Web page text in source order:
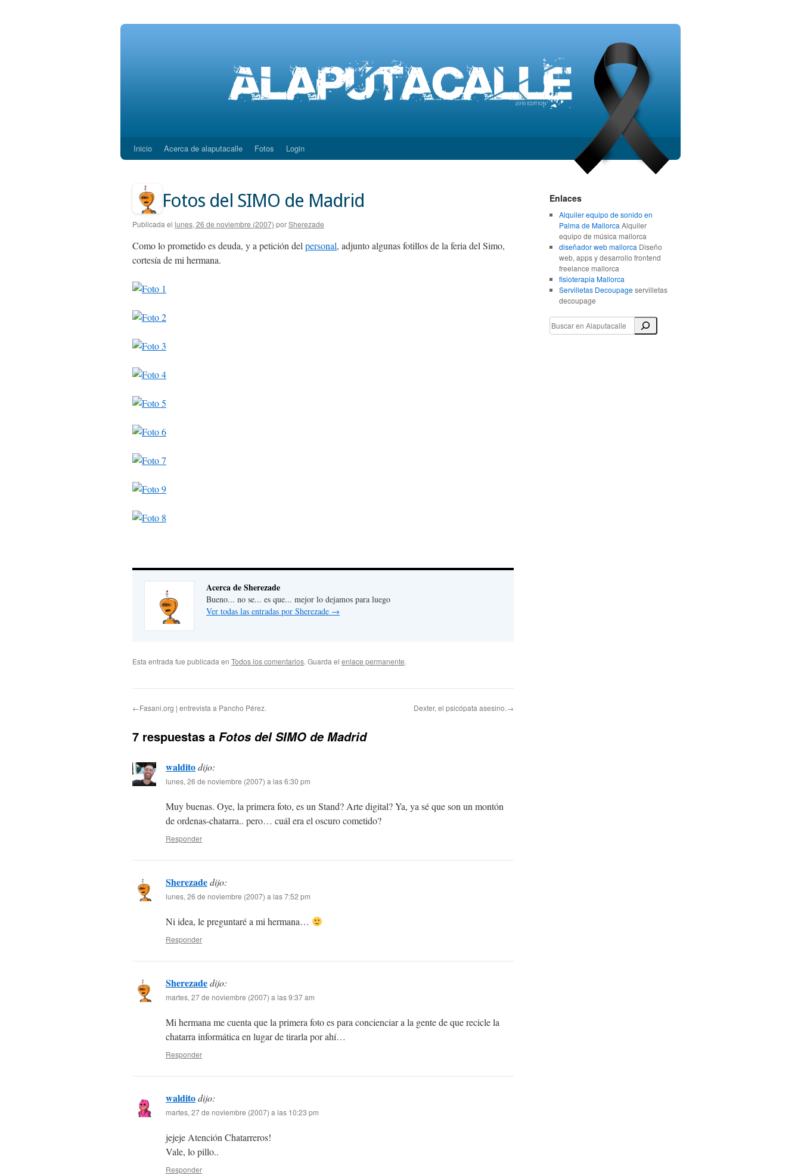
Saltar
contenido
Inicio Acerca de alaputacalle Fotos Login
Fotos del SIMO de Madrid
Publicada el lunes, 26 de noviembre (2007) porSherezade
Como lo prometido es deuda, y a petición del personal, adjunto algunas fotillos de la feria del Simo,
cortesí­a de mi hermana.
Acerca de Sherezade
Bueno... no se... es que... mejor lo dejamos para luego
Ver todas las entradas por Sherezade →
Esta entrada fue publicada en Todos los comentarios. Guarda el enlace permanente.
←Fasani.org | entrevista a Pancho Pérez. Dexter, el psicópata asesino.→
7 respuestas a Fotos del SIMO de Madrid
walditodijo:
lunes, 26 de noviembre (2007) a las 6:30 pm
Muy buenas. Oye, la primera foto, es un Stand? Arte digital? Ya, ya sé que son un montón
de ordenas-chatarra.. pero… cuál era el oscuro cometido?
Responder
Sherezadedijo:
lunes, 26 de noviembre (2007) a las 7:52 pm
Ni idea, le preguntaré a mi hermana…
Responder
Sherezadedijo:
martes, 27 de noviembre (2007) a las 9:37 am
Mi hermana me cuenta que la primera foto es para concienciar a la gente de que recicle la
chatarra informática en lugar de tirarla por ahí…
Responder
walditodijo:
martes, 27 de noviembre (2007) a las 10:23 pm
jejeje Atención Chatarreros!
Vale, lo pillo..
Responder
Enlaces
Alquiler equipo de sonido en
Palma de Mallorca Alquiler
equipo de música mallorca
diseñador web mallorca Diseño
web, apps y desarrollo frontend
freelance mallorca
fisioterapia Mallorca
Servilletas Decoupageservilletas
decoupage